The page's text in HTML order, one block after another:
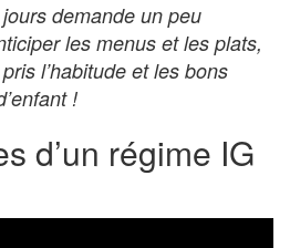
demande un peu
les menus et les plats,
l’habitude et les bons
!
d’un régime IG